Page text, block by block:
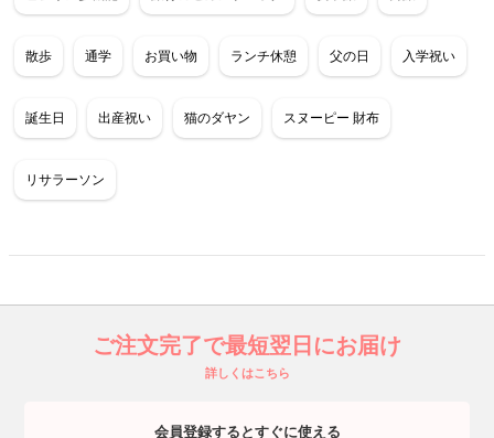
散歩 通学 お買い物 ランチ休憩 父の日 入学祝い
誕生日 出産祝い 猫のダヤン スヌーピー 財布
リサラーソン
ご注文完了で最短翌日にお届け
詳しくはこちら
会員登録するとすぐに使える